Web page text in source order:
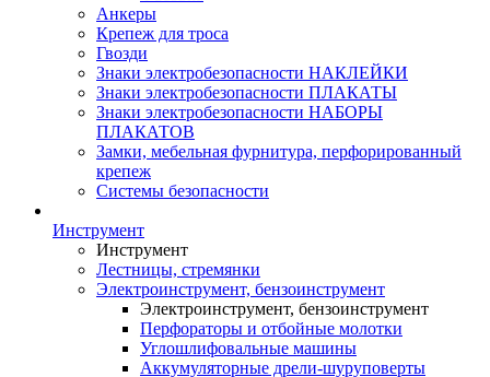
Анкеры
Крепеж для троса
Гвозди
Знаки электробезопасности НАКЛЕЙКИ
Знаки электробезопасности ПЛАКАТЫ
Знаки электробезопасности НАБОРЫ
ПЛАКАТОВ
Замки, мебельная фурнитура, перфорированный
крепеж
Системы безопасности
Инструмент
Инструмент
Лестницы, стремянки
Электроинструмент, бензоинструмент
Электроинструмент, бензоинструмент
Перфораторы и отбойные молотки
Углошлифовальные машины
Аккумуляторные дрели-шуруповерты